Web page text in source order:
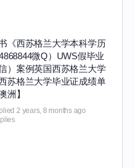
《西苏格兰大学本科学历
微Q）UWS假毕业
）案例英国西苏格兰大学
苏格兰大学毕业证成绩单
洲】
2 years, 8 months ago